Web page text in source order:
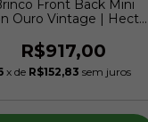
Front Back Mini
Ouro Vintage | Hector
R$917,00
x de R$152,83 sem juros